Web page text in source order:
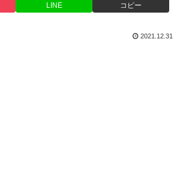
LINE コピー
2021.12.31